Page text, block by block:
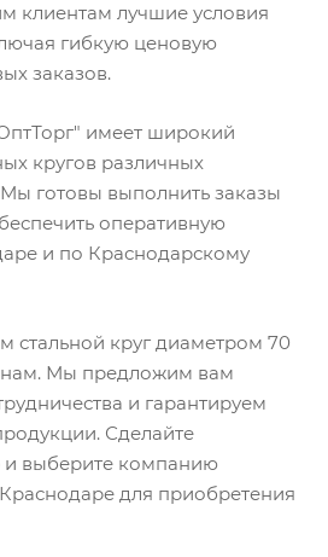
клиентам лучшие условия
гибкую ценовую
заказов.
имеет широкий
кругов различных
готовы выполнить заказы
оперативную
и по Краснодарскому
стальной круг диаметром 70
Мы предложим вам
и гарантируем
Сделайте
выберите компанию
для приобретения